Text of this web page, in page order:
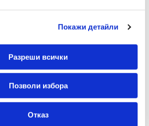
Покажи детайли
Разреши всички
Позволи избора
Отказ
Деца Под 3
Не